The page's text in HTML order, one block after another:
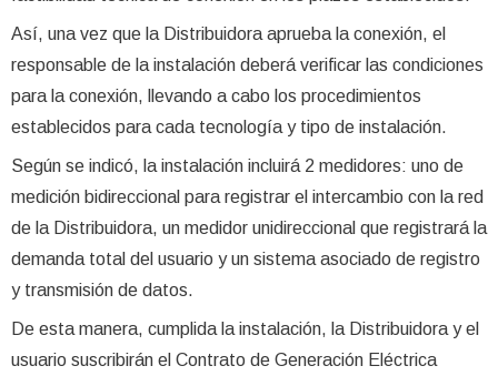
Así, una vez que la Distribuidora aprueba la conexión, el
responsable de la instalación deberá verificar las condiciones
para la conexión, llevando a cabo los procedimientos
establecidos para cada tecnología y tipo de instalación.
Según se indicó, la instalación incluirá 2 medidores: uno de
medición bidireccional para registrar el intercambio con la red
de la Distribuidora, un medidor unidireccional que registrará la
demanda total del usuario y un sistema asociado de registro
y transmisión de datos.
De esta manera, cumplida la instalación, la Distribuidora y el
usuario suscribirán el Contrato de Generación Eléctrica